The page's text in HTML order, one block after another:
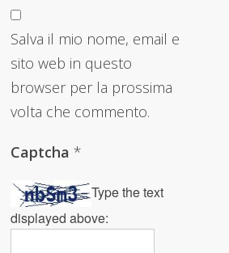
Salva il mio nome, email e
sito web in questo
browser per la prossima
volta che commento.
Captcha*
Type the text
displayed above: